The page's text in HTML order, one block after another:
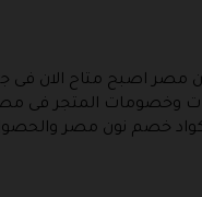
مصر اصبح متاح الان فى
وخصومات المتجر فى
خصم نون مصر